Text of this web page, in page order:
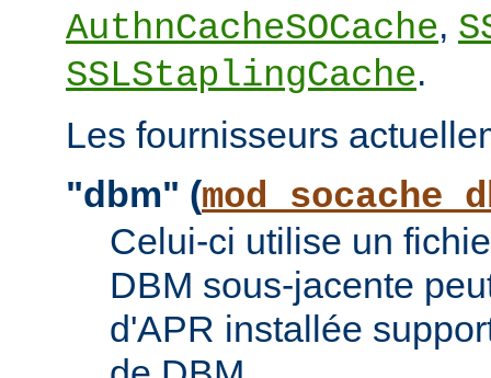
AuthnCacheSOCache,
SSLStaplingCache.
Les fournisseurs
"dbm" (
Celui-ci utilise un
DBM sous-jacente
d'APR installée